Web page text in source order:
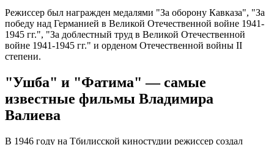
Режиссер был награжден медалями "За оборону Кавказа", "За
победу над Германией в Великой Отечественной войне 1941-
1945 гг.", "За доблестный труд в Великой Отечественной
войне 1941-1945 гг." и орденом Отечественной войны II
степени.
"Ушба" и "Фатима" — самые
известные фильмы Владимира
Валиева
В 1946 году на Тбилисской киностудии режиссер создал